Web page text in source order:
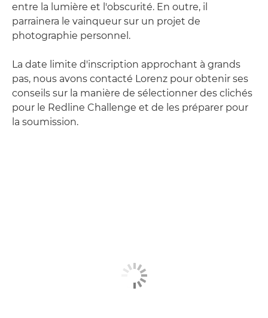
entre la lumière et l'obscurité. En outre, il
parrainera le vainqueur sur un projet de
photographie personnel.
La date limite d'inscription approchant à grands
pas, nous avons contacté Lorenz pour obtenir ses
conseils sur la manière de sélectionner des clichés
pour le Redline Challenge et de les préparer pour
la soumission.